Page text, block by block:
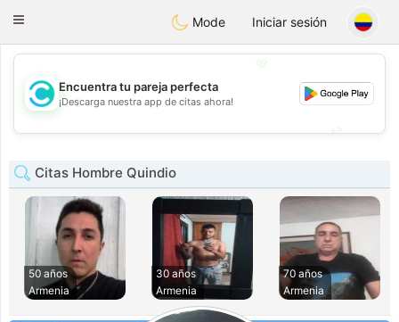
olombiaCitas
Toggle
Mode Iniciar sesión
💖
💕
Encuentra tu pareja perfecta
¡Descarga nuestra app de citas ahora!
Citas Hombre Quindio
50 años
Armenia
30 años
Armenia
70 años
Armenia